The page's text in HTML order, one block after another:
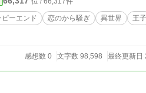
ピーエンド 恋のから騒ぎ 異世界 王子
感想数 0 文字数 98,598 最終更新日